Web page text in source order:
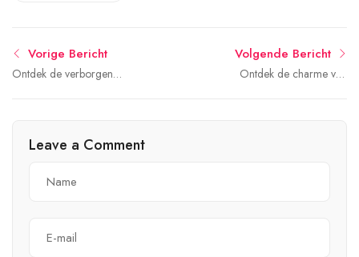
Vorige Bericht
Ontdek de verborgen
Volgende Bericht
Ontdek de charme van
Leave a Comment